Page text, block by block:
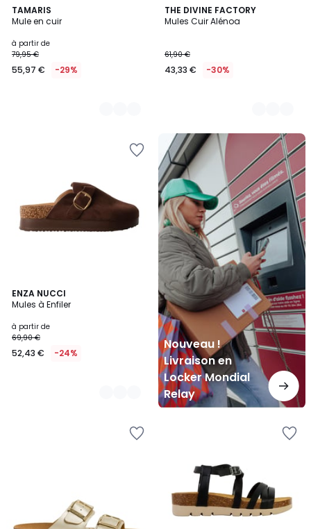
TAMARIS
Mule en cuir
à partir de
79,95 €
55,97 € -29%
2
Couleurs
THE DIVINE FACTORY
Mules Cuir Alénoa
61,90 €
43,33 € -30%
3
Couleurs
ENZA NUCCI
Mules à Enfiler
à partir de
69,90 €
52,43 € -24%
3
Couleurs
Nouveau !
Livraison en
Locker Mondial
Relay
Nouveau
Livraison
en
Locker
Mondial
Relay